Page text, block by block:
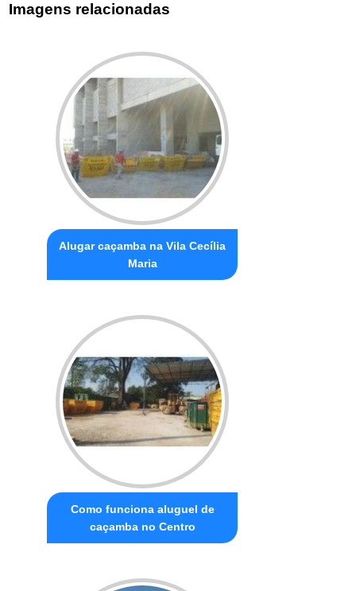
Imagens relacionadas
Alugar caçamba na Vila Cecília
Maria
Como funciona aluguel de
caçamba no Centro